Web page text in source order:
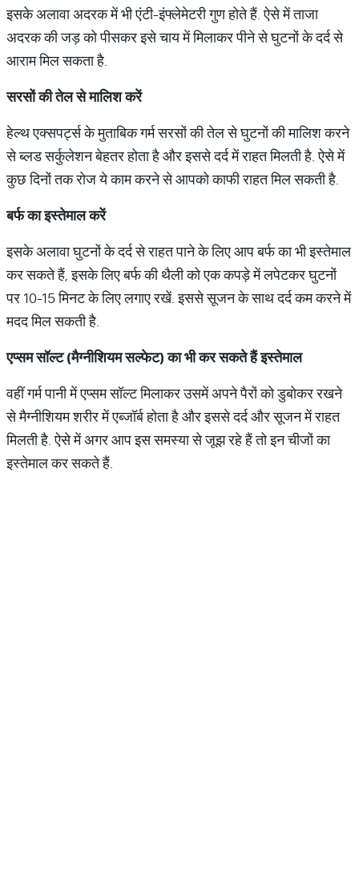
इसके अलावा अदरक में भी एंटी-इंफ्लेमेटरी गुण होते हैं. ऐसे में ताजा
अदरक की जड़ को पीसकर इसे चाय में मिलाकर पीने से घुटनों के दर्द से
आराम मिल सकता है.
सरसोंकीतेलसेमालिशकरें
हेल्थ एक्सपर्ट्स के मुताबिक गर्म सरसों की तेल से घुटनों की मालिश करने
से ब्लड सर्कुलेशन बेहतर होता है और इससे दर्द में राहत मिलती है. ऐसे में
कुछ दिनों तक रोज ये काम करने से आपको काफी राहत मिल सकती है.
बर्फकाइस्तेमालकरें
इसके अलावा घुटनों के दर्द से राहत पाने के लिए आप बर्फ का भी इस्तेमाल
कर सकते हैं, इसके लिए बर्फ की थैली को एक कपड़े में लपेटकर घुटनों
पर 10-15 मिनट के लिए लगाए रखें. इससे सूजन के साथ दर्द कम करने में
मदद मिल सकती है.
एप्समसॉल्ट(मैग्नीशियमसल्फेट)काभीकरसकतेहैंइस्तेमाल
वहीं गर्म पानी में एप्सम सॉल्ट मिलाकर उसमें अपने पैरों को डुबोकर रखने
से मैग्नीशियम शरीर में एब्जॉर्ब होता है और इससे दर्द और सूजन में राहत
मिलती है. ऐसे में अगर आप इस समस्या से जूझ रहे हैं तो इन चीजों का
इस्तेमाल कर सकते हैं.